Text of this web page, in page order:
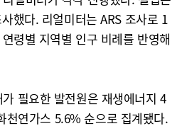
했다. 리얼미터는 ARS 조사로 1
령별 지역별 인구 비례를 반영해
필요한 발전원은 재생에너지 4
연가스 5.6% 순으로 집계됐다.